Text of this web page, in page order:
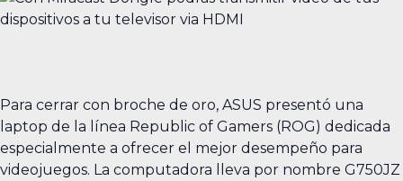
Para cerrar con broche de oro, ASUS presentó una
laptop de la línea Republic of Gamers (ROG) dedicada
especialmente a ofrecer el mejor desempeño para
videojuegos. La computadora lleva por nombre G750JZ